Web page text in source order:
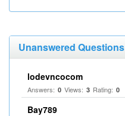
Unanswered Questions
lodevncocom
Answers: 0 Views: 3 Rating: 0
Bay789